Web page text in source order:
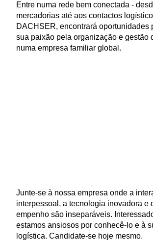
Entre numa rede bem conectada -
mercadorias até aos contactos
DACHSER, encontrará oportunidades
sua paixão pela organização e gestão
numa empresa familiar global.
Junte-se à nossa empresa onde a
interpessoal, a tecnologia inovadora e
empenho são inseparáveis.
estamos ansiosos por conhecê-lo e à
logística. Candidate-se hoje mesmo.